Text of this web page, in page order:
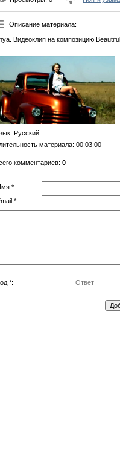
Описание материала:
Видеоклип на композицию
: Русский
материала: 00:03:00
комментариев: 0
*:
*:
*: